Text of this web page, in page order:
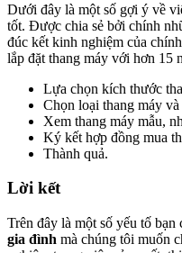
Dưới đây là một số gợi ý về
tốt. Được chia sẻ bởi chính
đúc kết kinh nghiệm của
lắp đặt thang máy với hơn 15
Lựa chọn kích thước
Chọn loại thang máy
Xem thang máy mẫu,
Ký kết hợp đồng mua
Thành quả.
Lời kết
Trên đây là một số yếu tố bạn
gia đình mà chúng tôi muốn